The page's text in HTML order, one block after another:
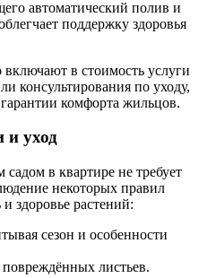
автоматический полив и
поддержку здоровья
включают в стоимость услуги
консультирования по уходу,
комфорта жильцов.
и уход
в квартире не требует
некоторых правил
здоровье растений:
сезон и особенности
листьев.